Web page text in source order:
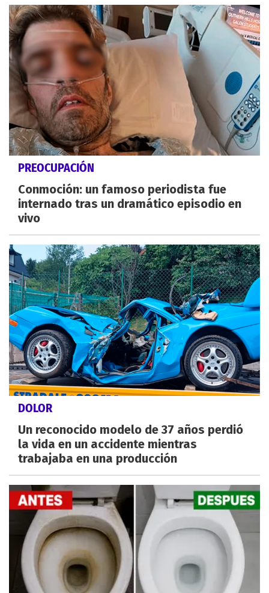
PREOCUPACIÓN
Conmoción: un famoso periodista fue
internado tras un dramático episodio en
vivo
DOLOR
Un reconocido modelo de 37 años perdió
la vida en un accidente mientras
trabajaba en una producción